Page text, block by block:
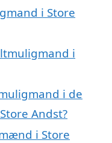
i Store
i
i de
Andst?
i Store